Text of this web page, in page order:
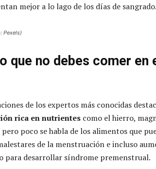
mejor a lo lago de los días de sangrado.
Pexels)
que no debes comer en
de los expertos más conocidas
rica en nutrientes como el hierro,
poco se habla de los alimentos que
de la menstruación e incluso
para desarrollar síndrome premenstrual.